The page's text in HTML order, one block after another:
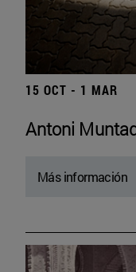
15 OCT - 1 MAR
Antoni
Más información